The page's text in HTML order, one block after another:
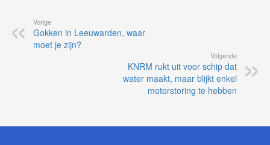
Vorige
Gokken in Leeuwarden, waar
moet je zijn?
Volgende
KNRM rukt uit voor schip dat
water maakt, maar blijkt enkel
motorstoring te hebben